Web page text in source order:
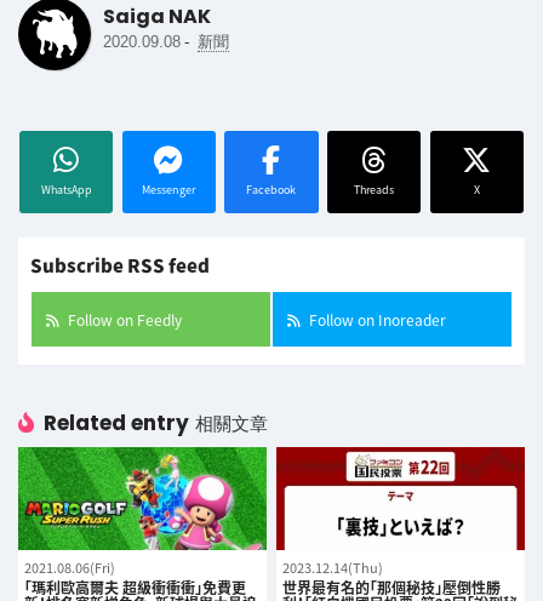
Saiga NAK
2020.09.08 - 新聞
WhatsApp Messenger Facebook Threads X
Subscribe RSS feed
Follow on Feedly Follow on Inoreader
Related entry 相關文章
2021.08.06(Fri)
「瑪利歐高爾夫 超級衝衝衝」免費更
2023.12.14(Thu)
世界最有名的「那個秘技」壓倒性勝